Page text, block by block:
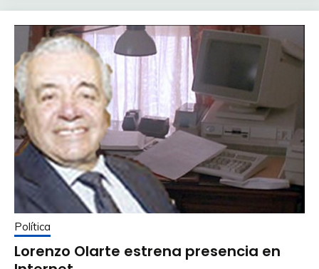
Política
Lorenzo Olarte estrena presencia en